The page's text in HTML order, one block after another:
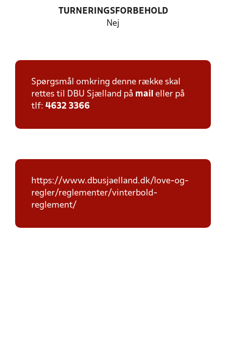
TURNERINGSFORBEHOLD
Nej
Spørgsmål omkring denne række skal
rettes til DBU Sjælland på mail eller på
tlf: 4632 3366
https://www.dbusjaelland.dk/love-og-
regler/reglementer/vinterbold-
reglement/